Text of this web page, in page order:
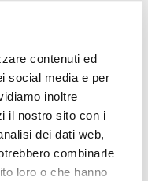
contenuti ed
social media e per
inoltre
il nostro sito con i
dei dati web,
combinarle
loro o che hanno